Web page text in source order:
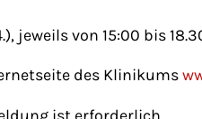
jeweils von 15:00 bis
des Klinikums